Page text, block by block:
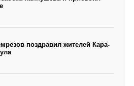
поздравил жителей Кара-